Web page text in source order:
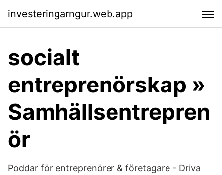
investeringarngur.web.app
socialt
entreprenörskap »
Samhällsentrepren
ör
Poddar för entreprenörer & företagare - Driva